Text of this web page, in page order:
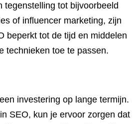
tegenstelling tot bijvoorbeeld
of influencer marketing, zijn
beperkt tot de tijd en middelen
technieken toe te passen.
investering op lange termijn.
SEO, kun je ervoor zorgen dat